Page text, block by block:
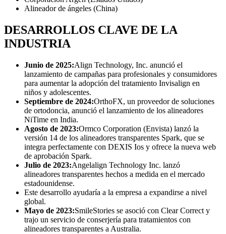
Alineador de ángeles (China)
DESARROLLOS CLAVE DE LA
INDUSTRIA
Junio ​​de 2025:Align Technology, Inc. anunció el
lanzamiento de campañas para profesionales y consumidores
para aumentar la adopción del tratamiento Invisalign en
niños y adolescentes.
Septiembre de 2024:OrthoFX, un proveedor de soluciones
de ortodoncia, anunció el lanzamiento de los alineadores
NiTime en India.
Agosto de 2023:Ormco Corporation (Envista) lanzó la
versión 14 de los alineadores transparentes Spark, que se
integra perfectamente con DEXIS Ios y ofrece la nueva web
de aprobación Spark.
Julio de 2023:Angelalign Technology Inc. lanzó
alineadores transparentes hechos a medida en el mercado
estadounidense.
Este desarrollo ayudaría a la empresa a expandirse a nivel
global.
Mayo de 2023:SmileStories se asoció con Clear Correct y
trajo un servicio de conserjería para tratamientos con
alineadores transparentes a Australia.